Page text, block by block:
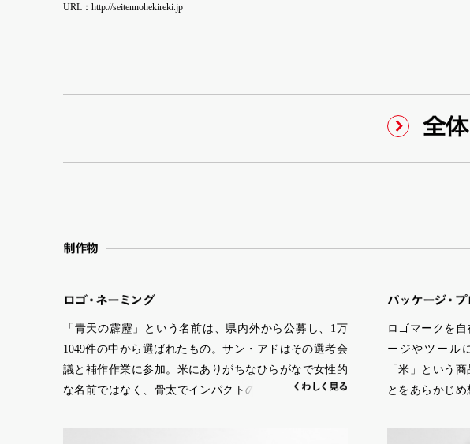
URL：http://seitennohekireki.jp
全
制作物
ロゴ・ ネーミ ング
「青天の霹靂」という名前は、県内外から公募し、1万
1049件の中から選ばれたもの。サン・アドはその選考会
議と補作作業に参加。米にありがちなひらがなで女性的
な名前ではなく、骨太でインパクトのある名前を選出し
く わしく 見る
パッケージ・ プ
ロゴマークを
ージやツール
「米」という
とをあらかじ
ラーは食品とし